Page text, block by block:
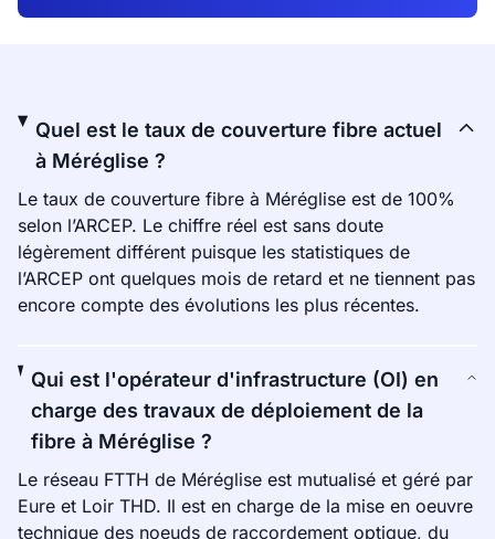
Quel est le taux de couverture fibre actuel
à Méréglise ?
Le taux de couverture fibre à Méréglise est de 100%
selon l’ARCEP. Le chiffre réel est sans doute
légèrement différent puisque les statistiques de
l’ARCEP ont quelques mois de retard et ne tiennent pas
encore compte des évolutions les plus récentes.
Qui est l'opérateur d'infrastructure (OI) en
charge des travaux de déploiement de la
fibre à Méréglise ?
Le réseau FTTH de Méréglise est mutualisé et géré par
Eure et Loir THD. Il est en charge de la mise en oeuvre
technique des noeuds de raccordement optique, du